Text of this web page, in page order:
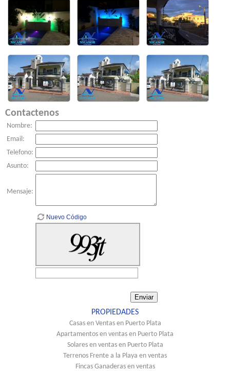
Contactenos
Nombre:
Email:
Telefono:
Asunto:
Mensaje:
Nuevo Código
PROPIEDADES
Casas en Ventas en Puerto Plata
Apartamentos en ventas en Puerto Plata
Solares en ventas en Puerto Plata
Terrenos Frente a la Playa en ventas
Fincas Ganaderas en ventas